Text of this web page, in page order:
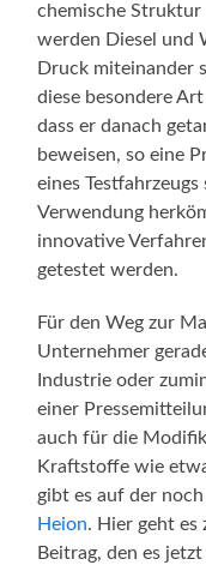
chemische Struktur
werden Diesel und
Druck miteinander
diese besondere
dass er danach
beweisen, so eine
eines
Verwendung
innovative
getestet werden.
Für den Weg zur
Unternehmer
Industrie oder
einer
auch für die
Kraftstoffe wie
gibt es auf der
Heion. Hier geht es
Beitrag, den es